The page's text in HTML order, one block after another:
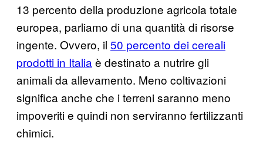
13 percento della produzione agricola totale
europea, parliamo di una quantità di risorse
ingente. Ovvero, il 50 percento dei cereali
prodotti in Italia è destinato a nutrire gli
animali da allevamento. Meno coltivazioni
significa anche che i terreni saranno meno
impoveriti e quindi non serviranno fertilizzanti
chimici.